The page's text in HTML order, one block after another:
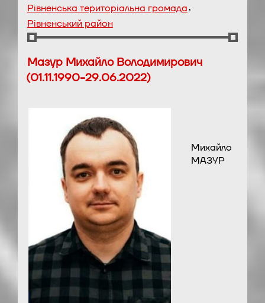
Рівненська територіальна громада,
Рівненський район
Мазур Михайло Володимирович
(01.11.1990-29.06.2022)
Михайло
МАЗУР